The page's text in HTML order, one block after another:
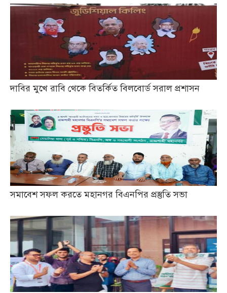
দাবির মুখে রাবি থেকে বিতর্কিত বিলবোর্ড সরাল প্রশাসন
সমাবেশ সফল করতে মহানগর বিএনপির প্রস্তুতি সভা